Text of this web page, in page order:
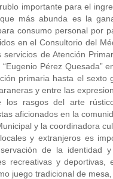
importante para el
más abunda es la
consumo personal por
en el Consultorio del
servicios de Atención
Pérez Quesada”
primaria hasta el
y entre las
los rasgos del arte
aficionados en la
y la coordinadora
y extranjeros es
de la identidad
recreativas y
juego tradicional de